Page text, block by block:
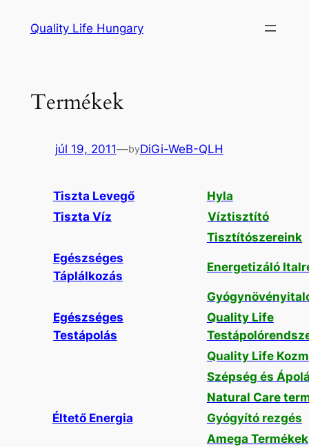
Quality Life Hungary
Termékek
júl 19, 2011—byDiGi-WeB-QLH
Tiszta Levegő
Hyla
Tiszta Víz
Víztisztító
Tisztítószereink
Egészséges
Táplálkozás
Energetizáló
Egészséges
Testápolás
Quality Life
Quality Life
Szépség és
Natural Care
Éltető Energia
Gyógyító rezgés
Amega Termékek